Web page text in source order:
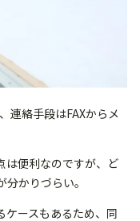
連絡手段はFAXからメ
は便利なのですが、ど
かりづらい。
ケースもあるため、同